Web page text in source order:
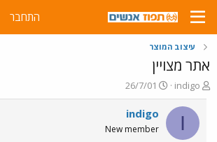
התחבר
עיצוב המוצר
אתר מצויין
פ
ו
ת
ח
ה
indigo
פ
ו
ר
ם
26/7/01
I
indigo
New member